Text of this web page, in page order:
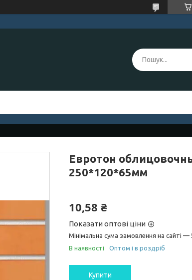
Евротон
250*120*65мм
10,58 ₴
Показати оптові ціни
Мінімальна сума замовлення на сайті —
В наявності
Оптом і в роздріб
Купити